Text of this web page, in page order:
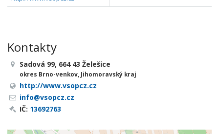
Kontakty
Sadová 99, 664 43 Želešice
okres Brno-venkov, Jihomoravský kraj
http://www.vsopcz.cz
info@vsopcz.cz
IČ: 13692763